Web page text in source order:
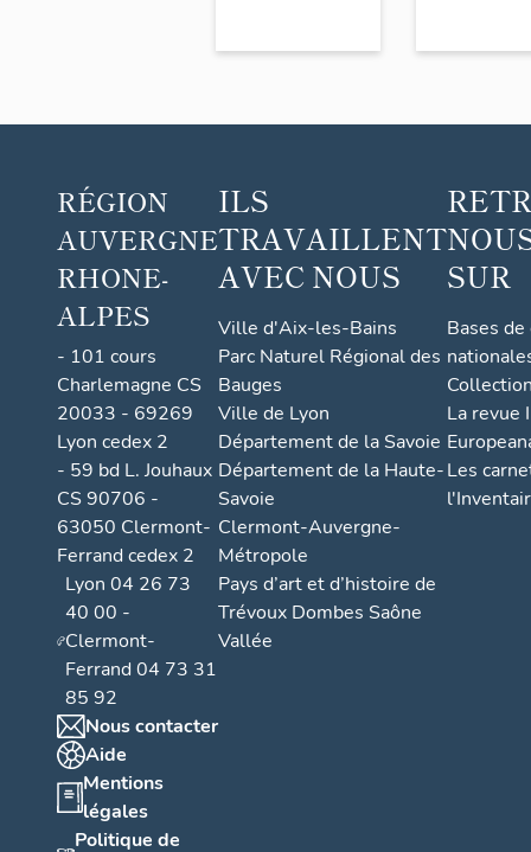
RÉGION
AUVERGNE
RHONE-
ALPES
- 101 cours
Charlemagne CS
20033 - 69269
Lyon cedex 2
- 59 bd L. Jouhaux
CS 90706 -
63050 Clermont-
Ferrand cedex 2
Lyon 04 26 73
40 00 -
Clermont-
Ferrand 04 73 31
85 92
Nous contacter
Aide
Mentions
légales
Politique de
ILS
TRAVAILLENT
AVEC NOUS
Ville d'Aix-les-Bains
Parc Naturel Régional des
Bauges
Ville de Lyon
Département de la Savoie
Département de la Haute-
Savoie
Clermont-Auvergne-
Métropole
Pays d’art et d’histoire de
Trévoux Dombes Saône
Vallée
SUR
Bases
La revue
Les